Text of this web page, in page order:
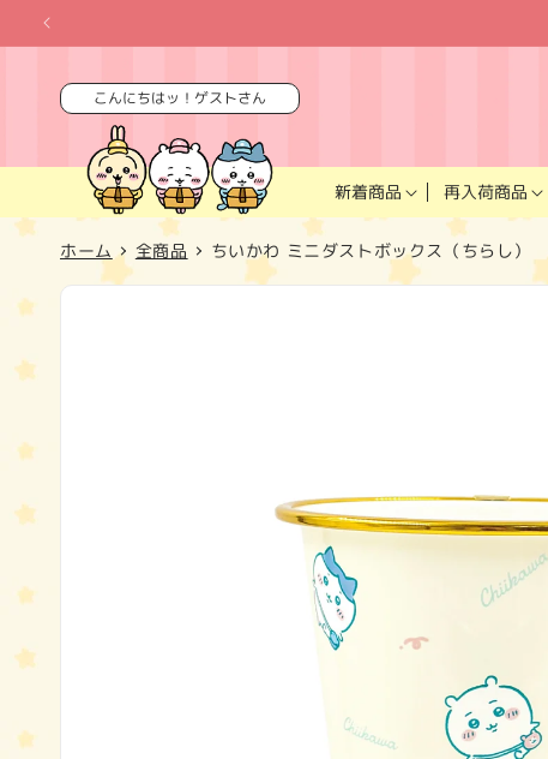
ンツに
進む
こんにちはッ！ゲストさん
新着商品 再入荷商品
ホーム 全商品 ちいかわ ミニダストボックス（ちらし）